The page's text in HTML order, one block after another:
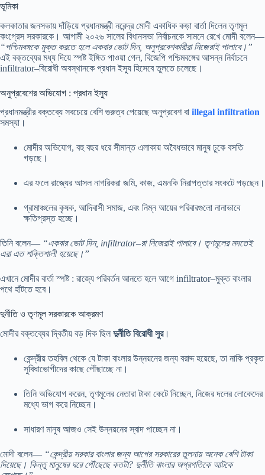
ভূমিকা
কলকাতার জনসভায় দাঁড়িয়ে প্রধানমন্ত্রী নরেন্দ্র মোদী একাধিক কড়া বার্তা দিলেন তৃণমূল
কংগ্রেস সরকারকে। আগামী ২০২৬ সালের বিধানসভা নির্বাচনকে সামনে রেখে মোদী বলেন—
“পশ্চিমবঙ্গকে মুক্ত করতে হলে একবার ভোট দিন, অনুপ্রবেশকারীরা নিজেরাই পালাবে।”
এই বক্তব্যের মধ্য দিয়ে স্পষ্ট ইঙ্গিত পাওয়া গেল, বিজেপি পশ্চিমবঙ্গের আসন্ন নির্বাচনে
infiltrator–বিরোধী অবস্থানকে প্রধান ইস্যু হিসেবে তুলতে চলেছে।
অনুপ্রবেশের অভিযোগ : প্রধান ইস্যু
প্রধানমন্ত্রীর বক্তব্যে সবচেয়ে বেশি গুরুত্ব পেয়েছে অনুপ্রবেশ বা illegal infiltration
সমস্যা।
মোদীর অভিযোগ, বহু বছর ধরে সীমান্ত এলাকায় অবৈধভাবে মানুষ ঢুকে বসতি
গড়ছে।
এর ফলে রাজ্যের আসল নাগরিকরা জমি, কাজ, এমনকি নিরাপত্তার সংকটে পড়ছেন।
গ্রামাঞ্চলের কৃষক, আদিবাসী সমাজ, এবং নিম্ন আয়ের পরিবারগুলো নানাভাবে
ক্ষতিগ্রস্ত হচ্ছে।
তিনি বলেন— “একবার ভোট দিন, infiltrator–রা নিজেরাই পালাবে। তৃণমূলের মদতেই
এরা এত শক্তিশালী হয়েছে।”
এখানে মোদীর বার্তা স্পষ্ট : রাজ্যে পরিবর্তন আনতে হলে আগে infiltrator–মুক্ত বাংলার
পথে হাঁটতে হবে।
দুর্নীতি ও তৃণমূল সরকারকে আক্রমণ
মোদীর বক্তব্যের দ্বিতীয় বড় দিক ছিল দুর্নীতি বিরোধী সুর।
কেন্দ্রীয় তহবিল থেকে যে টাকা বাংলার উন্নয়নের জন্য বরাদ্দ হয়েছে, তা নাকি প্রকৃত
সুবিধাভোগীদের কাছে পৌঁছাচ্ছে না।
তিনি অভিযোগ করেন, তৃণমূলের নেতারা টাকা কেটে নিচ্ছেন, নিজের দলের লোকেদের
মধ্যে ভাগ করে নিচ্ছেন।
সাধারণ মানুষ আজও সেই উন্নয়নের স্বাদ পাচ্ছেন না।
মোদী বলেন— “কেন্দ্রীয় সরকার বাংলার জন্য আগের সরকারের তুলনায় অনেক বেশি টাকা
দিয়েছে। কিন্তু মানুষের ঘরে পৌঁছেছে কতটা? দুর্নীতি বাংলার অগ্রগতিকে আটকে